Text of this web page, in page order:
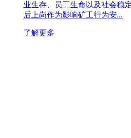
业生存、员工生命以及社会稳
后上岗作为影响矿工行为安...
了解更多